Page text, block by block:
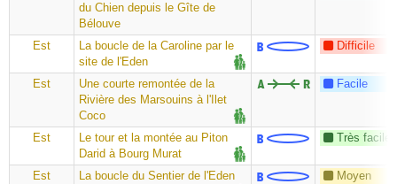
du Chien depuis le Gîte de
Bélouve
Est
La boucle de la Caroline par le
site de l'Eden
Difficile
Est
Une courte remontée de la
Rivière des Marsouins à l'Ilet
Coco
Facile
Est
Le tour et la montée au Piton
Darid à Bourg Murat
Très facile
Est
La boucle du Sentier de l'Eden
Moyen